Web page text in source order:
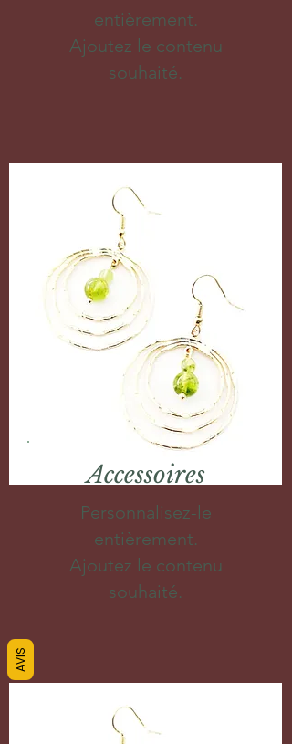
entièrement.
Ajoutez le contenu
souhaité.
Accessoires
Personnalisez-le
entièrement.
Ajoutez le contenu
souhaité.
AVIS